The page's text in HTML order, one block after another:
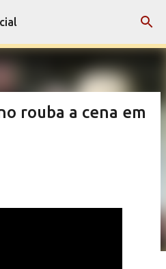
principal
rouba a cena em